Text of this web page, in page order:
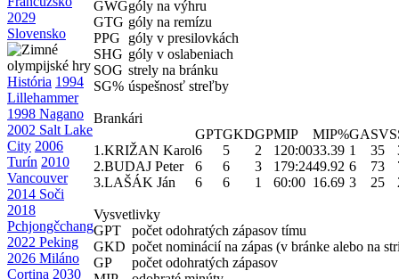
2029
Slovensko
História 1994
Lillehammer
1998 Nagano
2002 Salt Lake
City 2006
Turín 2010
Vancouver
2014 Soči
2018
Pchjongčchang
2022 Peking
2026 Miláno
Cortina 2030
GWGgóly na výhru
GTG góly na remízu
PPG
góly v presilovkách
SHG góly v oslabeniach
SOG strely na bránku
SG% úspešnosť streľby
Brankári
GPTGKDGPMIP MIP%GASVS
1.KRIŽAN Karol6 5 2 120:0033.39 1 35
2.BUDAJ Peter 6 6 3 179:2449.92 6 73
3.LAŠÁK Ján 6 6 1 60:00 16.69 3 25
Vysvetlivky
GPT
počet odohratých zápasov tímu
GKD počet nominácií na zápas (v bránke alebo na
GP
počet odohratých zápasov